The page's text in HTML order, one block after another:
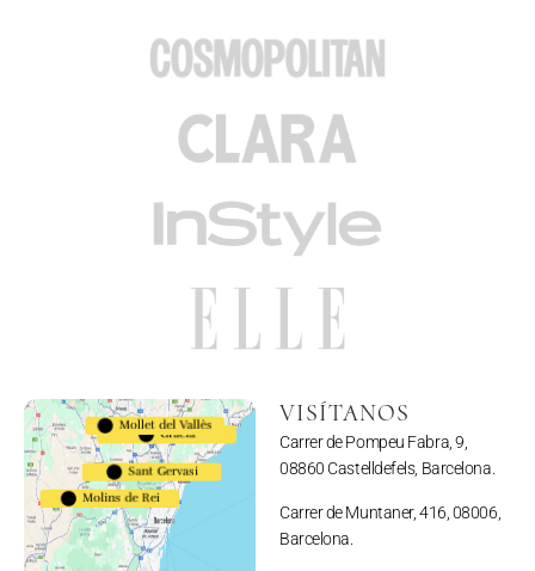
Gracia
Sant Gervasi
691110052
Molins de Rei
Mollet del Vallès
623983794
VISÍTANOS
Carrer de Pompeu Fabra, 9,
08860 Castelldefels, Barcelona.
Carrer de Muntaner, 416, 08006,
Barcelona.